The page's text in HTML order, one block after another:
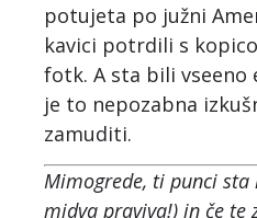
potujeta po južni
kavici potrdili s
fotk. A sta bili vseeno
je to nepozabna
zamuditi.
Mimogrede, ti punci
midva praviva!) in če te